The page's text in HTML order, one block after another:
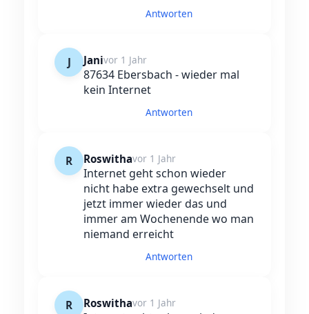
Antworten
J Janivor 1 Jahr
87634 Ebersbach - wieder mal
kein Internet
Antworten
R Roswithavor 1 Jahr
Internet geht schon wieder
nicht habe extra gewechselt und
jetzt immer wieder das und
immer am Wochenende wo man
niemand erreicht
Antworten
R Roswithavor 1 Jahr